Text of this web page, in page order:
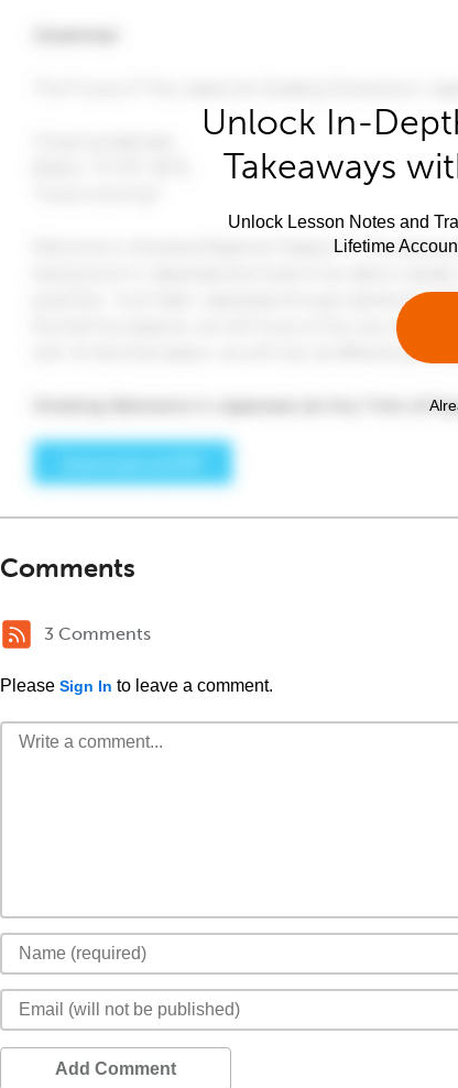
Unlock In-
Takeaways
Unlock Lesson Notes and
Lifetime
Comments
3 Comments
Please Sign In to leave a comment.
Add Comment